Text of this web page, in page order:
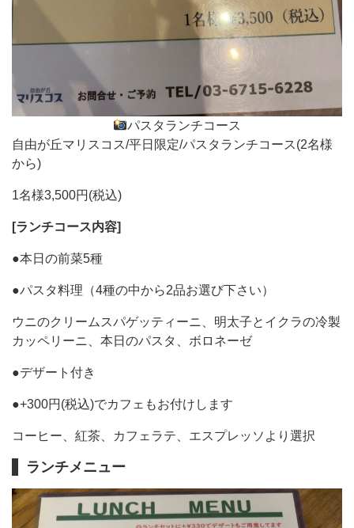
パスタランチコース
自由が丘マリスコス/平日限定/パスタランチコース(2名様
から)
1名様3,500円(税込)
[ランチコース内容]
●本日の前菜5種
●パスタ料理（4種の中から2品お選び下さい）
ウニのクリームスパゲッティーニ、明太子とイクラの冷製
カッペリーニ、本日のパスタ、ボロネーゼ
●デザート付き
●+300円(税込)でカフェもお付けします
コーヒー、紅茶、カフェラテ、エスプレッソより選択
ランチメニュー